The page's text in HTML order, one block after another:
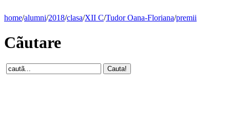
home/alumni/2018/clasa/XII C/Tudor Oana-Floriana/premii
Cãutare